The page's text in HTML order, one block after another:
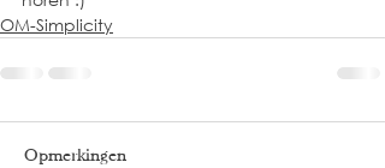
OM-Simplicity
Opmerkingen